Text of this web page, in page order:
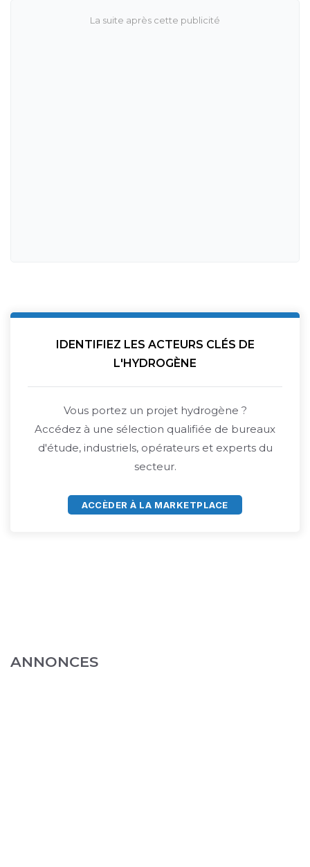
IDENTIFIEZ LES ACTEURS CLÉS DE
L'HYDROGÈNE
Vous portez un projet hydrogène ?
Accédez à une sélection qualifiée de bureaux
d'étude, industriels, opérateurs et experts du
secteur.
ACCÈDER À LA MARKETPLACE
ANNONCES